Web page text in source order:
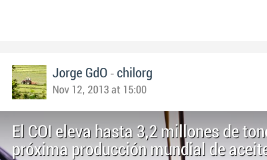
Jorge GdO - chilorg
Nov 12, 2013 at 15:00
El COI eleva hasta 3,2 millones de
próxima producción mundial de